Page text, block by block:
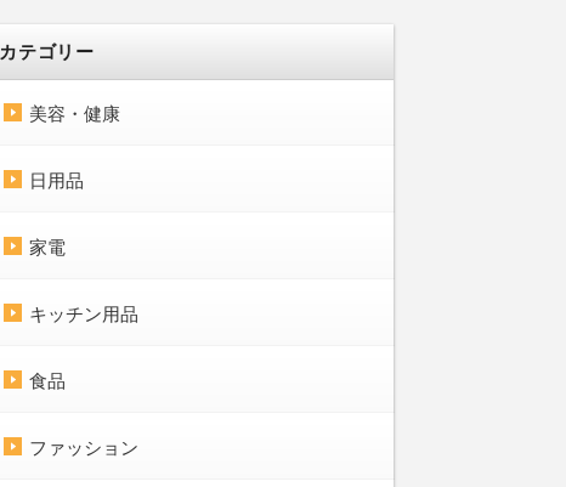
カテゴリー
美容・健康
日用品
家電
キッチン用品
食品
ファッション